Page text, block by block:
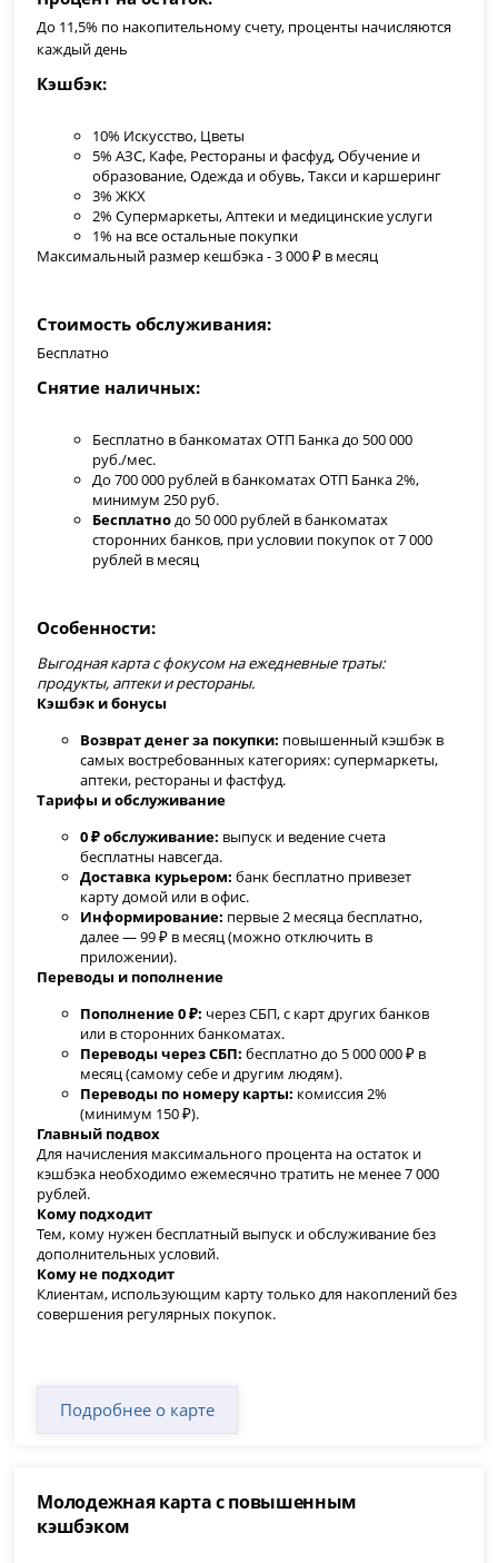
До 11,5% по накопительному счету, проценты начисляются
каждый день
Кэшбэк
10% Искусство, Цветы
5%АЗС, Кафе, Рестораны и фасфуд, Обучение и
образование, Одежда и обувь, Такси и каршеринг
3%ЖКХ
2% Супермаркеты, Аптеки и медицинские услуги
1% на все остальные покупки
Максимальный размер кешбэка - 3 000 ₽ в месяц
Стоимость обслуживания
Бесплатно
Снятие наличных
Бесплатно в банкоматах ОТП Банка до 500 000
руб./мес.
До 700 000 рублей в банкоматах ОТП Банка 2%,
минимум 250 руб.
Бесплатнодо 50 000 рублей в банкоматах
сторонних банков, при условии покупок от 7 000
рублей в месяц
Особенности
Выгодная карта с фокусом на ежедневные траты:
продукты, аптеки и рестораны.
Кэшбэк и бонусы
Возврат денег за покупки: повышенный кэшбэк в
самых востребованных категориях: супермаркеты,
аптеки, рестораны и фастфуд.
Тарифы и обслуживание
0 ₽ обслуживание: выпуск и ведение счета
бесплатны навсегда.
Доставка курьером: банк бесплатно привезет
карту домой или в офис.
Информирование: первые 2 месяца бесплатно,
далее — 99 ₽ в месяц (можно отключить в
приложении).
Переводы и пополнение
Пополнение 0 ₽: через СБП, с карт других банков
или в сторонних банкоматах.
Переводы через СБП: бесплатно до 5 000 000 ₽ в
месяц (самому себе и другим людям).
Переводы по номеру карты: комиссия 2%
(минимум 150 ₽).
Главный подвох
Для начисления максимального процента на остаток и
кэшбэка необходимо ежемесячно тратить не менее 7 000
рублей.
Кому подходит
Тем, кому нужен бесплатный выпуск и обслуживание без
дополнительных условий.
Кому не подходит
Клиентам, использующим карту только для накоплений без
совершения регулярных покупок.
Подробнее о карте
Молодежная карта с повышенным
кэшбэком